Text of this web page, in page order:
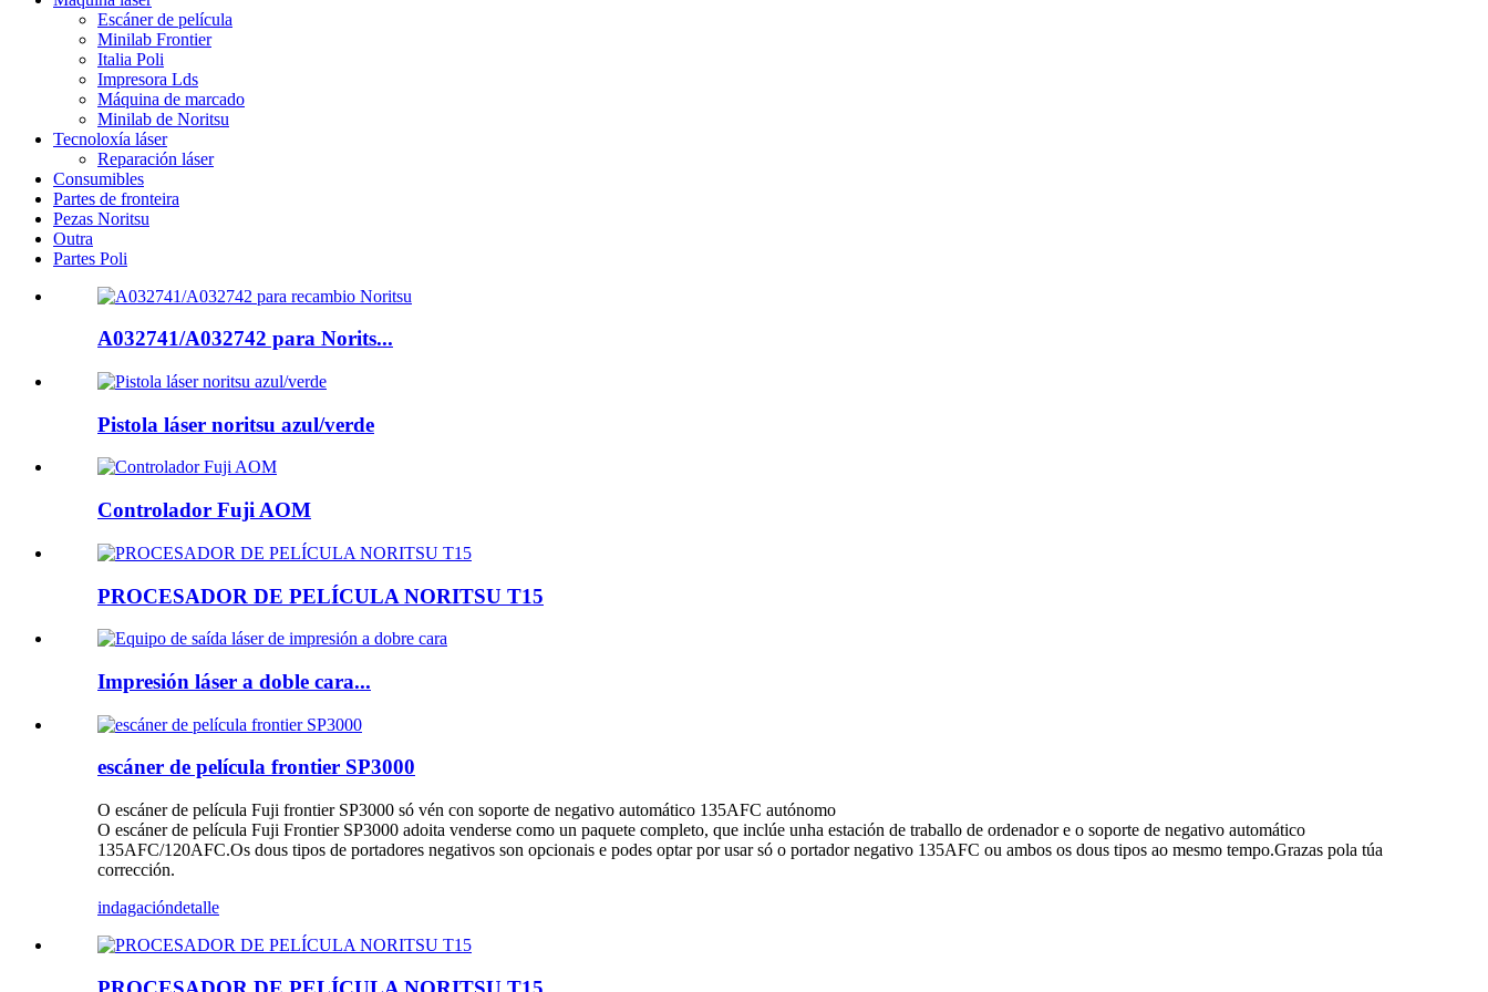
Escáner de película
Minilab Frontier
Italia Poli
Impresora Lds
Máquina de marcado
Minilab de Noritsu
Tecnoloxía láser
Reparación láser
Consumibles
Partes de fronteira
Pezas Noritsu
Outra
Partes Poli
A032741/A032742 para Norits...
Pistola láser noritsu azul/verde
Controlador Fuji AOM
PROCESADOR DE PELÍCULA NORITSU T15
Impresión láser a doble cara...
escáner de película frontier SP3000
O escáner de película Fuji frontier SP3000 só vén con soporte de negativo automático 135AFC autónomo
O escáner de película Fuji Frontier SP3000 adoita venderse como un paquete completo, que inclúe unha estación de traballo de ordenador e o soporte de negativo automático
135AFC/120AFC.Os dous tipos de portadores negativos son opcionais e podes optar por usar só o portador negativo 135AFC ou ambos os dous tipos ao mesmo tempo.Grazas pola túa
corrección.
indagacióndetalle